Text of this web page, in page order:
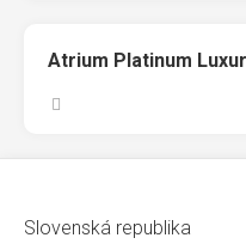
Atrium Platinum
Slovenská republika